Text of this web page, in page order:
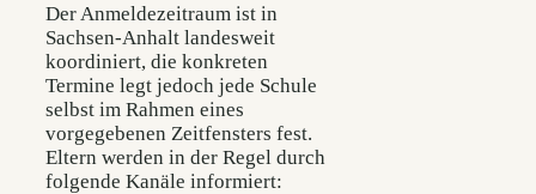
Der Anmeldezeitraum ist in
Sachsen-Anhalt landesweit
koordiniert, die konkreten
Termine legt jedoch jede Schule
selbst im Rahmen eines
vorgegebenen Zeitfensters fest.
Eltern werden in der Regel durch
folgende Kanäle informiert: